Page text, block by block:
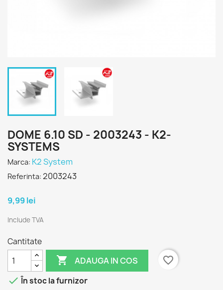
DOME 6.10 SD - 2003243 - K2-
SYSTEMS
Marca: K2 System
Referinta: 2003243
9,99 lei
Include TVA
Cantitate
 ADAUGA IN COS
favorite_border
 În stoc la furnizor